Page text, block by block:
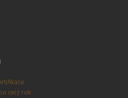
celý rok